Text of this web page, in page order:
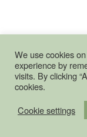
We use cookies
experience by
visits. By clicking
cookies.
Cookie settings